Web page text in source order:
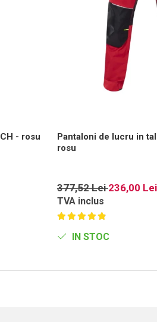
- rosu
Pantaloni de lucru in
rosu
377,52 Lei236,00 Lei
TVA inclus
IN STOC